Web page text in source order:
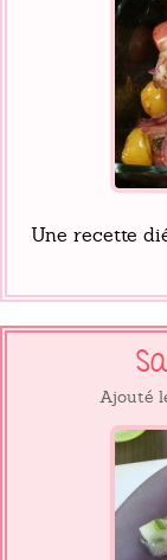
Une recette
Ajouté